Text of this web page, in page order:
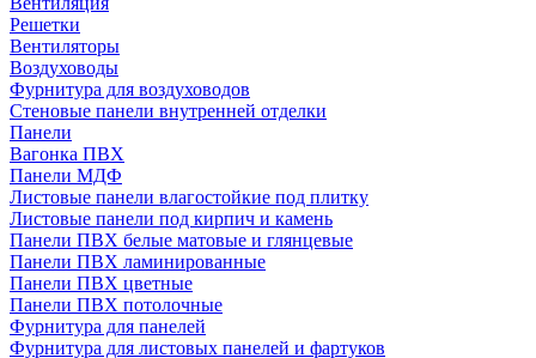
Решетки
Вентиляторы
Воздуховоды
Фурнитура для воздуховодов
Стеновые панели внутренней отделки
Панели
Вагонка ПВХ
Панели МДФ
Листовые панели влагостойкие под плитку
Листовые панели под кирпич и камень
Панели ПВХ белые матовые и глянцевые
Панели ПВХ ламинированные
Панели ПВХ цветные
Панели ПВХ потолочные
Фурнитура для панелей
Фурнитура для листовых панелей и фартуков